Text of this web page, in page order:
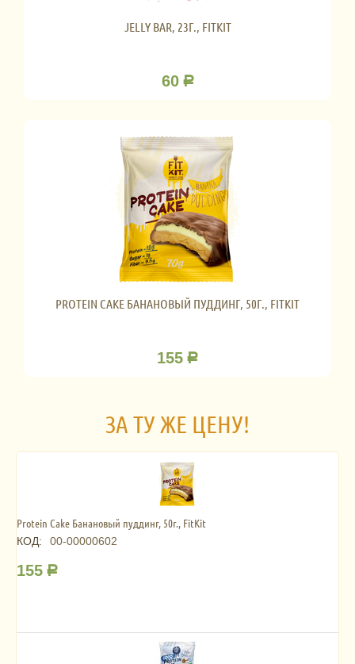
JELLY BAR, 23Г., FITKIT
60 Р
PROTEIN CAKE БАНАНОВЫЙ ПУДДИНГ, 50Г., FITKIT
155 Р
ЗА ТУ ЖЕ ЦЕНУ!
Protein Cake Банановый пуддинг, 50г., FitKit
КОД: 00-00000602
155 Р